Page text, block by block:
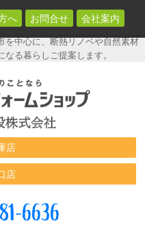
を中心に、断熱リノベや自然素材
る暮らしご提案します。
浜市のリフ
ーム《大栄
建設》
店
店
6636
へ お問合せ 会社案内